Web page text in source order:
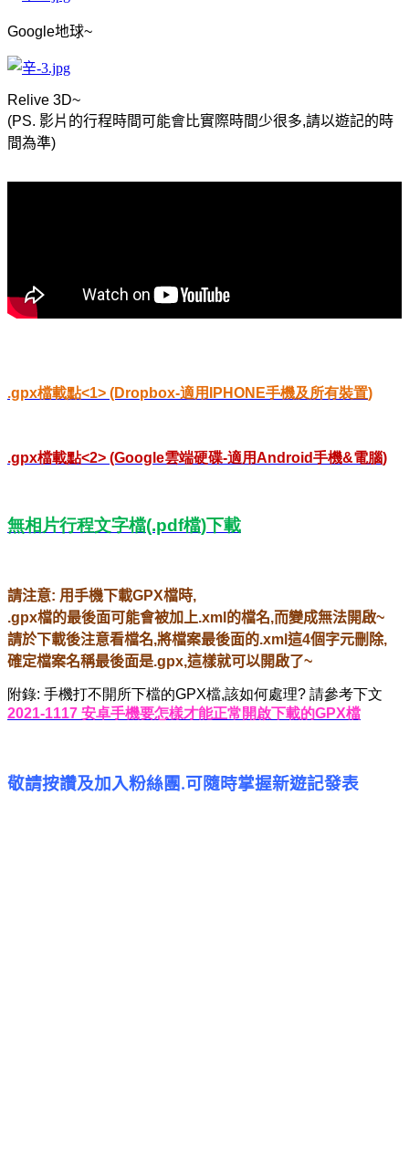
Google地球~
Relive 3D~
(PS. 影片的行程時間可能會比實際時間少很多,請以遊記的時
間為準)
.gpx檔載點<1> (Dropbox-適用 IPHONE手機及所有裝置)
.gpx檔載點<2> (Google雲端硬碟-適用Android手機&電腦)
無相片行程文字檔(.pdf檔)下載
請注意: 用手機下載GPX檔時,
.gpx檔的最後面可能會被加上.xml 的檔名,而變成無法開啟~
請於下載後注意看檔名,將檔案最後面的.xml 這4個字元刪除,
確定檔案名稱最後面是.gpx,這樣就可以開啟了~
附錄: 手機打不開所下檔的GPX檔,該如何處理? 請參考下文
2021-1117 安卓手機要怎樣才能正常開啟下載的GPX檔
敬請按讚及加入粉絲團 .可隨時掌握新遊記發表